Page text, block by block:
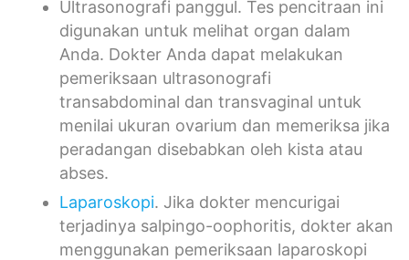
Ultrasonografi panggul. Tes pencitraan ini
digunakan untuk melihat organ dalam
Anda. Dokter Anda dapat melakukan
pemeriksaan ultrasonografi
transabdominal dan transvaginal untuk
menilai ukuran ovarium dan memeriksa jika
peradangan disebabkan oleh kista atau
abses.
Laparoskopi. Jika dokter mencurigai
terjadinya salpingo-oophoritis, dokter akan
menggunakan pemeriksaan laparoskopi